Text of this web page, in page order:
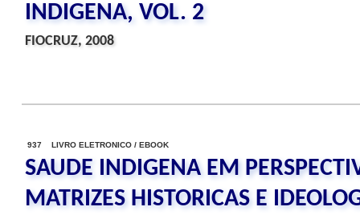
INDIGENA, VOL. 2
FIOCRUZ, 2008
937 LIVRO ELETRONICO / EBOOK
SAUDE INDIGENA EM
MATRIZES HISTORICAS E